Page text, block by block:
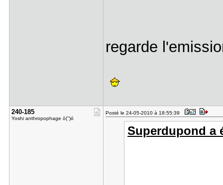
regarde
240-185
Yoshi anthropophage ò('')ó
Posté le 24-05-2010 à 18:55:39
Superdupond a